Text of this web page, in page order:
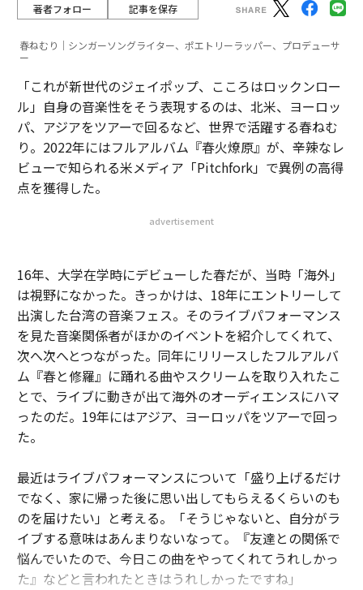
著者フォロー 記事を保存
春ねむり｜シンガーソングライター、ポエトリーラッパー、プロデューサ
ー
「これが新世代のジェイポップ、こころはロックンロー
ル」自身の音楽性をそう表現するのは、北米、ヨーロッ
パ、アジアをツアーで回るなど、世界で活躍する春ねむ
り。2022年にはフルアルバム『春火燎原』が、辛辣なレ
ビューで知られる米メディア「Pitchfork」で異例の高得
点を獲得した。
advertisement
16年、大学在学時にデビューした春だが、当時「海外」
は視野になかった。きっかけは、18年にエントリーして
出演した台湾の音楽フェス。そのライブパフォーマンス
を見た音楽関係者がほかのイベントを紹介してくれて、
次へ次へとつながった。同年にリリースしたフルアルバ
ム『春と修羅』に踊れる曲やスクリームを取り入れたこ
とで、ライブに動きが出て海外のオーディエンスにハマ
ったのだ。19年にはアジア、ヨーロッパをツアーで回っ
た。
最近はライブパフォーマンスについて「盛り上げるだけ
でなく、家に帰った後に思い出してもらえるくらいのも
のを届けたい」と考える。「そうじゃないと、自分がラ
イブする意味はあんまりないなって。『友達との関係で
悩んでいたので、今日この曲をやってくれてうれしかっ
た』などと言われたときはうれしかったですね」